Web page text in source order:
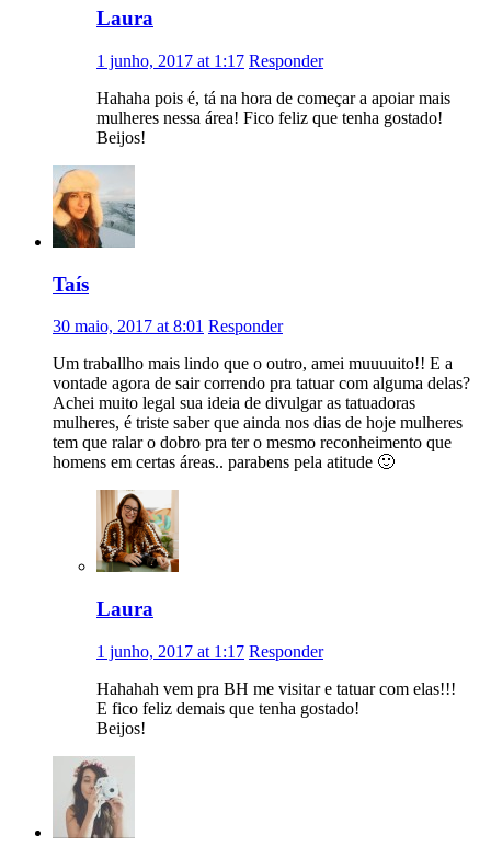
Laura
1 junho, 2017 at 1:17 Responder
Hahaha pois é, tá na hora de começar a apoiar mais
mulheres nessa área! Fico feliz que tenha gostado!
Beijos!
Taís
30 maio, 2017 at 8:01 Responder
Um traballho mais lindo que o outro, amei muuuuito!! E a
vontade agora de sair correndo pra tatuar com alguma delas?
Achei muito legal sua ideia de divulgar as tatuadoras
mulheres, é triste saber que ainda nos dias de hoje mulheres
tem que ralar o dobro pra ter o mesmo reconheimento que
homens em certas áreas.. parabens pela atitude 🙂
Laura
1 junho, 2017 at 1:17 Responder
Hahahah vem pra BH me visitar e tatuar com elas!!!
E fico feliz demais que tenha gostado!
Beijos!